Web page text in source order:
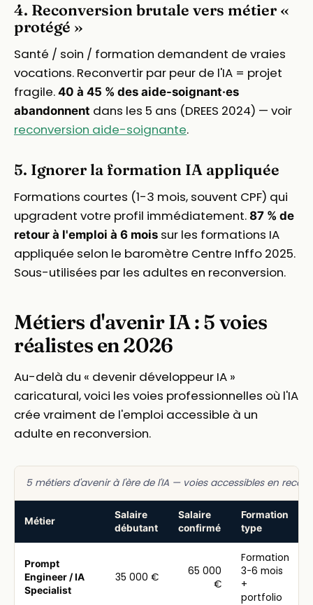
4. Reconversion brutale vers métier «
protégé »
Santé / soin / formation demandent de vraies
vocations. Reconvertir par peur de l'IA = projet
fragile. 40 à 45 % des aide-soignant·es
abandonnent dans les 5 ans (DREES 2024) — voir
reconversion aide-soignante.
5. Ignorer la formation IA appliquée
Formations courtes (1-3 mois, souvent CPF) qui
upgradent votre profil immédiatement. 87 % de
retour à l'emploi à 6 mois sur les formations IA
appliquée selon le baromètre Centre Inffo 2025.
Sous-utilisées par les adultes en reconversion.
Métiers d'avenir IA : 5 voies
réalistes en 2026
Au-delà du « devenir développeur IA »
caricatural, voici les voies professionnelles où l'IA
crée vraiment de l'emploi accessible à un
adulte en reconversion.
5 métiers d'avenir à l'ère de l'IA — voies accessibles en
Métier
Salaire
débutant
Salaire
confirmé
Formation
type
Prompt
Engineer / IA
Specialist
35 000 €
65 000
€
Formation
3-6 mois
+
portfolio